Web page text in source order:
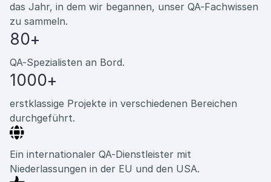
das Jahr, in dem wir begannen, unser QA-Fachwissen
zu sammeln.
80+
QA-Spezialisten an Bord.
1000+
erstklassige Projekte in verschiedenen Bereichen
durchgeführt.
Ein internationaler QA-Dienstleister mit
Niederlassungen in der EU und den USA.